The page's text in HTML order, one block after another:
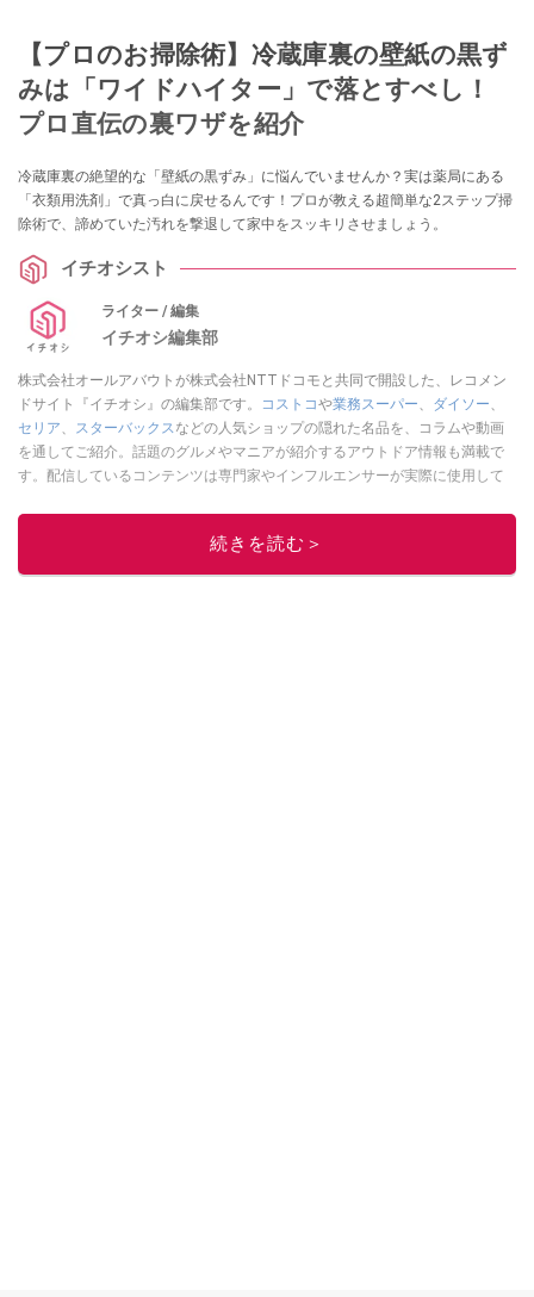
【プロのお掃除術】冷蔵庫裏の壁紙の黒ず
みは「ワイドハイター」で落とすべし！
プロ直伝の裏ワザを紹介
冷蔵庫裏の絶望的な「壁紙の黒ずみ」に悩んでいませんか？実は薬局にある
「衣類用洗剤」で真っ白に戻せるんです！プロが教える超簡単な2ステップ掃
除術で、諦めていた汚れを撃退して家中をスッキリさせましょう。
イチオシスト
ライター / 編集
イチオシ編集部
株式会社オールアバウトが株式会社NTTドコモと共同で開設した、レコメン
ドサイト『イチオシ』の編集部です。
コストコや業務スーパー、 ダイソー、
セリア、 スターバックスなどの人気ショップの隠れた名品を、コラムや動画
を通してご紹介。話題のグルメやマニアが紹介するアウトドア情報も満載で
す。配信しているコンテンツは専門家やインフルエンサーが実際に使用して
ニュースでフォロー
続きを読む＞